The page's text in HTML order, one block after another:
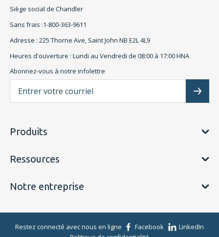
Siège social de Chandler
Sans frais :1-800-363-9611
Adresse : 225 Thorne Ave, Saint John NB E2L 4L9
Heures d'ouverture : Lundi au Vendredi de 08:00 à 17:00 HNA
Abonnez-vous à notre infolettre
Produits
Ressources
Notre entreprise
Restez connecté avec nous en ligne Facebook
LinkedIn